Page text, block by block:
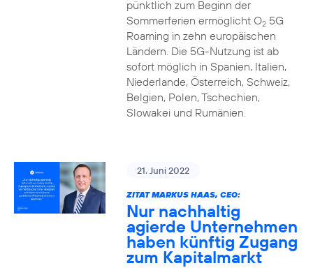
pünktlich zum Beginn der
Sommerferien ermöglicht O25G
Roaming in zehn europäischen
Ländern. Die 5G-Nutzung ist ab
sofort möglich in Spanien, Italien,
Niederlande, Österreich, Schweiz,
Belgien, Polen, Tschechien,
Slowakei und Rumänien.
21. Juni 2022
ZITAT MARKUS HAAS, CEO:
Nur nachhaltig
agierde Unternehmen
haben künftig Zugang
zum Kapitalmarkt